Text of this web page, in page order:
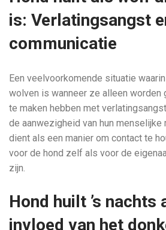
is: Verlatingsangst
communicatie
Een veelvoorkomende situatie
wolven is wanneer ze alleen worden
te maken hebben met
de aanwezigheid van hun menselijke
dient als een manier om contact te
voor de hond zelf als voor de
zijn.
Hond huilt ’s nachts
invloed van het